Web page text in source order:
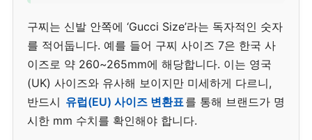
구찌는 신발 안쪽에 ‘Gucci Size’라는 독자적인 숫자
를 적어둡니다. 예를 들어 구찌 사이즈 7은 한국 사
이즈로 약 260~265mm에 해당합니다. 이는 영국
(UK) 사이즈와 유사해 보이지만 미세하게 다르니,
반드시 유럽(EU) 사이즈 변환표를 통해 브랜드가 명
시한 mm 수치를 확인해야 합니다.